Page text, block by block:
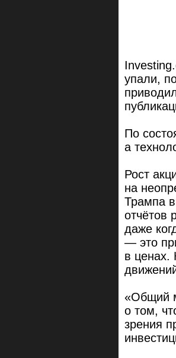
упали,
По
а
Рост
на
Трампа
отчётов
даже
— это
в ценах.
«Общий
о том,
зрения